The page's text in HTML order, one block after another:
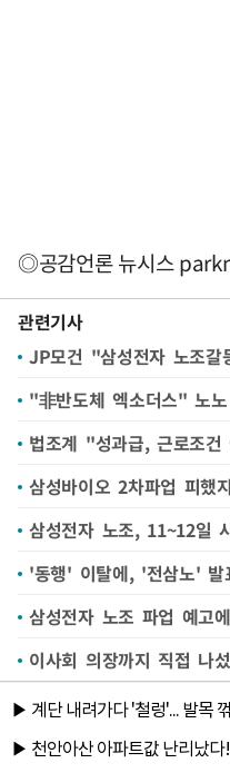
◎공감언론 뉴시스
관련기사
JP모건 "삼성전자 노조
삼성바이오 2차파업 피했